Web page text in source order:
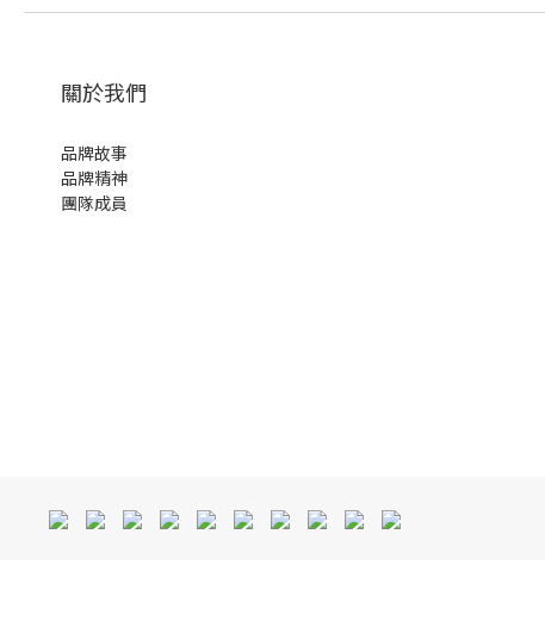
關於我們
品牌故事
品牌精神
團隊成員